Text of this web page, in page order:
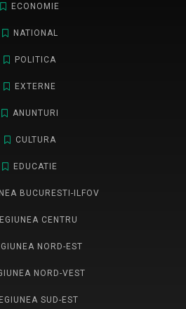
ECONOMIE
NATIONAL
POLITICA
EXTERNE
ANUNTURI
CULTURA
EDUCATIE
BUCURESTI-ILFOV
CENTRU
NORD-EST
NORD-VEST
SUD-EST